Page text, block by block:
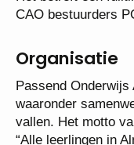
Het betreft een
Organisatie
Passend Onderwijs
waaronder
vallen. Het motto